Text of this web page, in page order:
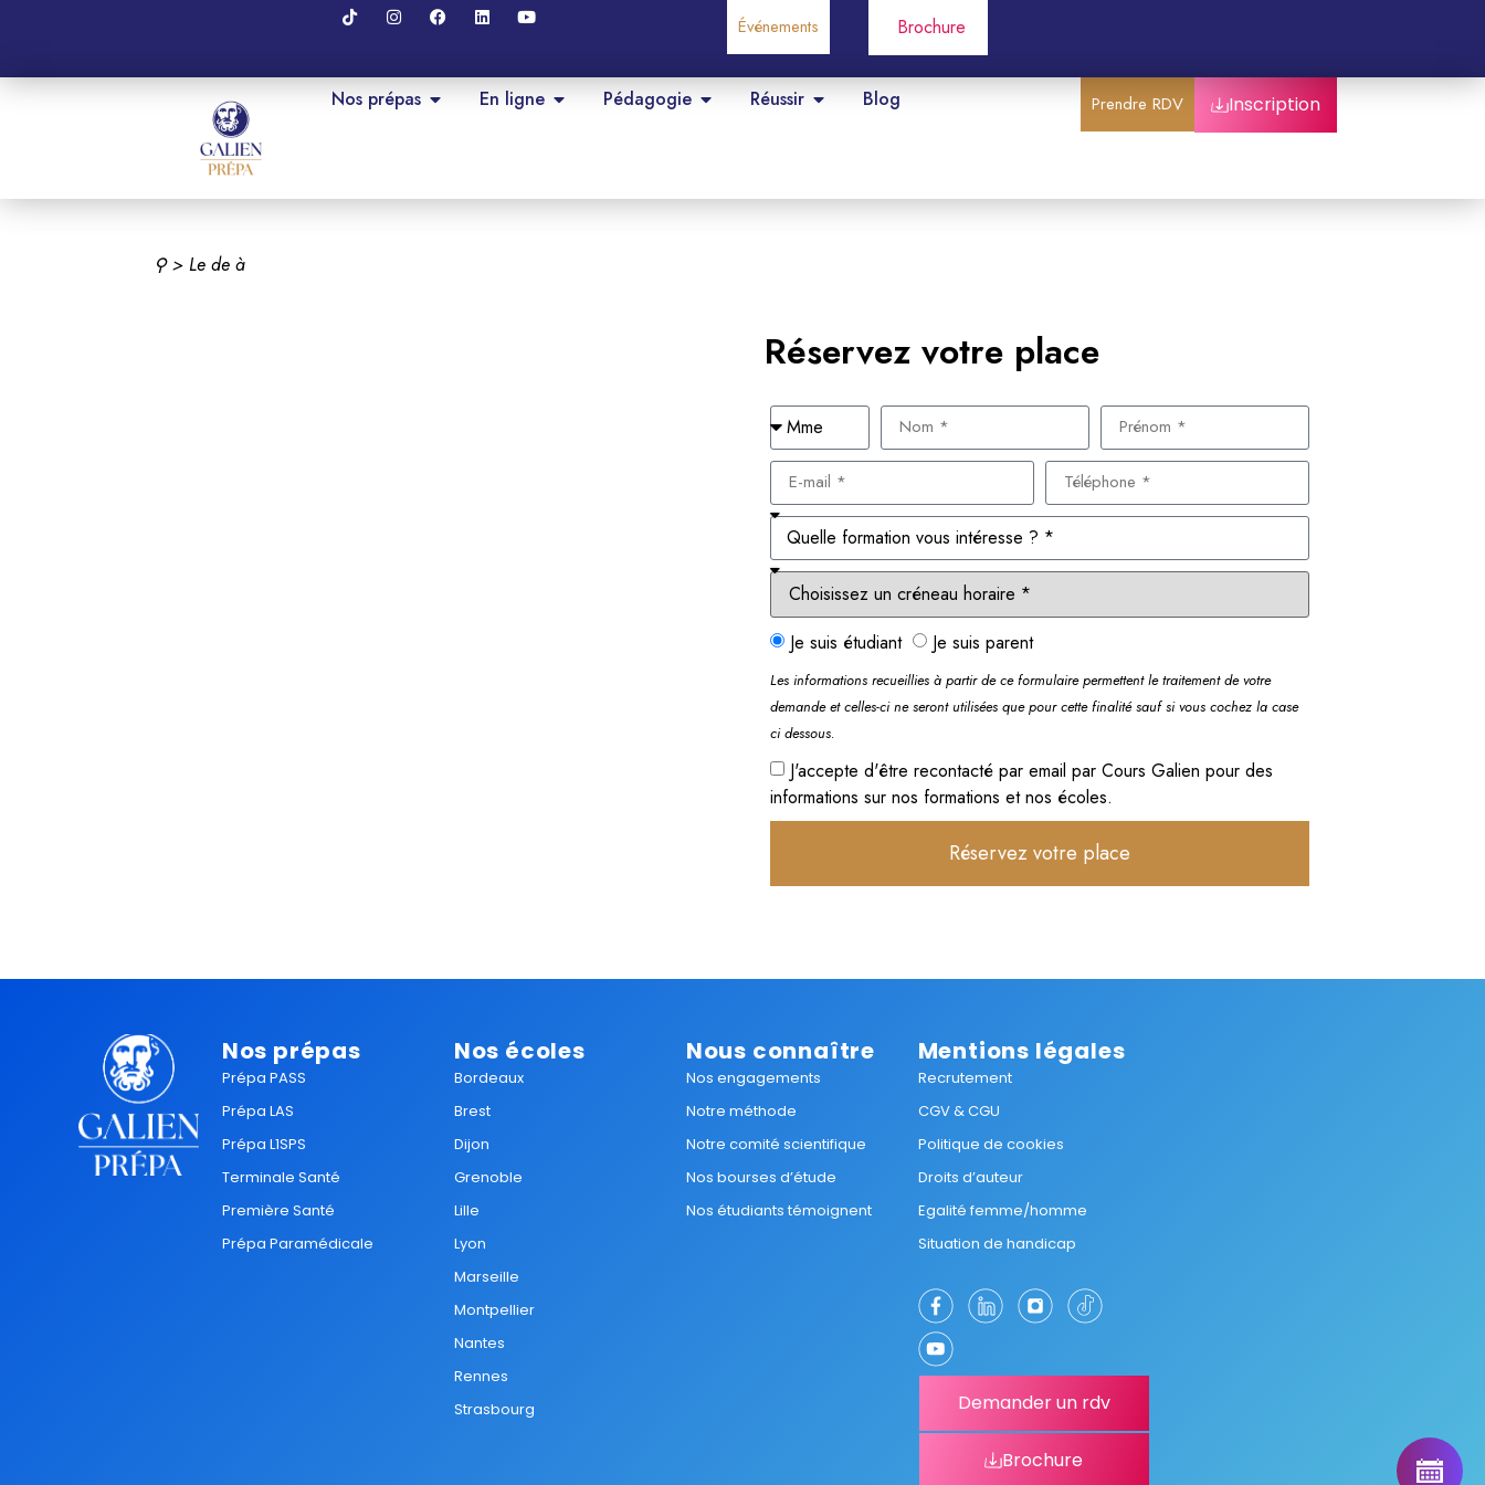
Événements Brochure
Nos prépas En ligne Pédagogie Réussir Blog Prendre RDV Inscription
⚲> Ledeà
Réservez votre place
Je suis étudiant Je suis parent
Les informations recueillies à partir de ce formulaire permettent le traitement de votre
demande et celles-ci ne seront utilisées que pour cette finalité sauf si vous cochez la case
ci dessous.
J'accepte d'être recontacté par email par Cours Galien pour des
informations sur nos formations et nos écoles.
Réservez votre place
Nos prépas
Prépa PASS
Prépa LAS
Prépa L1SPS
Terminale Santé
Première Santé
Prépa Paramédicale
Nos écoles
Bordeaux
Brest
Dijon
Grenoble
Lille
Lyon
Marseille
Montpellier
Nantes
Rennes
Strasbourg
Nous connaître
Nos engagements
Notre méthode
Notre comité scientifique
Nos bourses d’étude
Nos étudiants témoignent
Mentions légales
Recrutement
CGV & CGU
Politique de cookies
Droits d’auteur
Egalité femme/homme
Situation de handicap
Demander un rdv
Brochure